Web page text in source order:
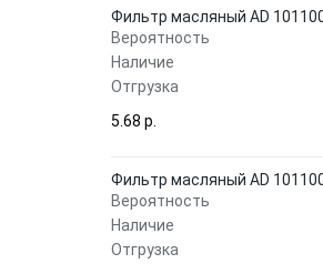
Фильтр масляный AD
Вероятность
Наличие
Отгрузка
5.68 p.
Фильтр масляный AD
Вероятность
Наличие
Отгрузка